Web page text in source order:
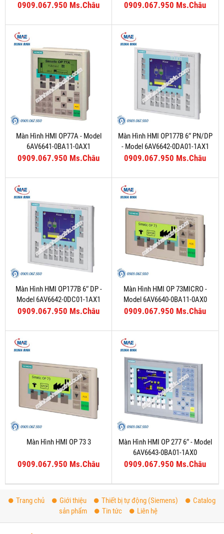
0909.067.950 Ms.Châu 0909.067.950 Ms.Châu
Màn Hình HMI OP77A - Model
6AV6641-0BA11-0AX1
0909.067.950 Ms.Châu
Màn Hình HMI OP177B 6″ PN/DP
- Model 6AV6642-0DA01-1AX1
0909.067.950 Ms.Châu
Màn Hình HMI OP177B 6″ DP -
Model 6AV6642-0DC01-1AX1
0909.067.950 Ms.Châu
Màn Hình HMI OP 73MICRO -
Model 6AV6640-0BA11-0AX0
0909.067.950 Ms.Châu
Màn Hình HMI OP 73 3
0909.067.950 Ms.Châu
Màn Hình HMI OP 277 6″ - Model
6AV6643-0BA01-1AX0
0909.067.950 Ms.Châu
Trang chủ Giới thiệu Thiết bị tự động (Siemens)
Catalog
sản phẩm
Tin tức Liên hệ